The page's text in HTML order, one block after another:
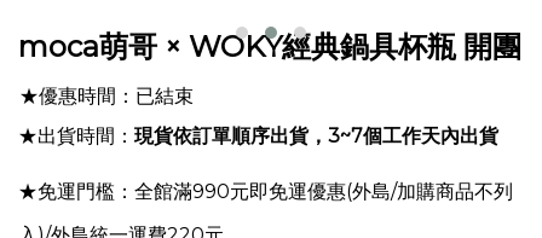
moca萌哥 × WOKY經典鍋具杯瓶 開團
★優惠時間：已結束
★出貨時間： 現貨依訂單順序出貨，3~7個工作天內出貨
★免運門檻：全館滿990元即免運優惠(外島/加購商品不列